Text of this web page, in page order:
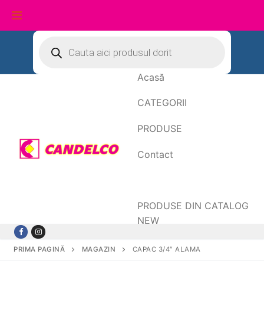
conținut
search
Acasă
CATEGORII
PRODUSE
Contact
PRODUSE DIN CATALOG
NEW
PRIMA PAGINĂ MAGAZIN CAPAC 3/4″ ALAMA